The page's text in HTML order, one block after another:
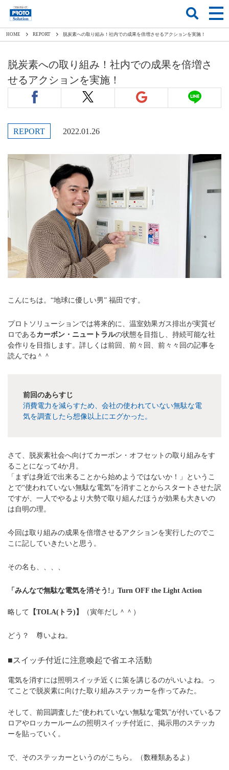
HOME REPORT 脱炭素への取り組み！社内での成果を倍増させるアクションを実施！
脱炭素への取り組み！社内での成果を倍増さ
せるアクションを実施！
REPORT 2022.01.26
こんにちは。“地球に優しい男” 福田です。
プロトソリューションでは将来的に、温室効果ガス排出が実質ゼ
ロである カーボン・ニュートラルの状態を目指し、持続可能な社
会作りを目指します。詳しくは前回、前々回、前々々回の記事を
読んでね＾＾
前回のあらすじ
消費電力を減らすため、会社の使われていない無駄な電
気を調査したら想像以上にエグかった。
さて、脱炭素社会へ向けてカーボン・オフセットの取り組みをす
ることになって4か月。
「まずは身近で出来ることから始めようではないか！」というこ
とで“使われていない無駄な電気”を消すことからスタートさせた訳
ですが、一人でやるより大勢で取り組んだほうが効果も大きいの
は自明の理。
今回は取り組みの成果を倍増させるアクションを実行したのでこ
こに記していきたいと思う。
その名も、、、、
「みんなで無駄な電気を消そう!」Turn OFF the Light Action
略して 【TOLA(トラ)】 （寅年だし＾＾）
どう？ 尊いよね。
■スイッチ付近に注意喚起で省エネ活動
電気を消すには照明スイッチ近くに策を講じるのがいいよね。っ
てことで脱炭素に向けた取り組みステッカーを作ってみた。
そして、前回調査した“使われていない無駄な電気”が付いているフ
ロアやロッカールームの照明スイッチ付近に、掲示用のステッカ
ーを貼っていく。
で、そのステッカーというのがこちら。（数種類あるよ）